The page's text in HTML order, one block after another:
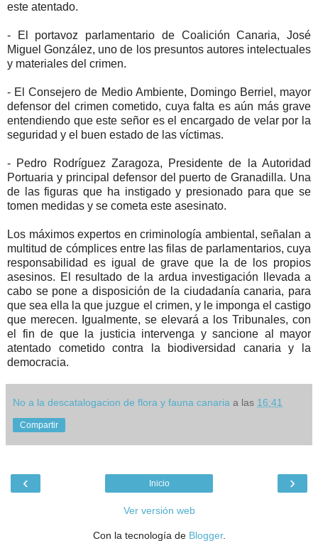
este atentado.
- El portavoz parlamentario de Coalición Canaria, José
Miguel González, uno de los presuntos autores intelectuales
y materiales del crimen.
- El Consejero de Medio Ambiente, Domingo Berriel, mayor
defensor del crimen cometido, cuya falta es aún más grave
entendiendo que este señor es el encargado de velar por la
seguridad y el buen estado de las víctimas.
- Pedro Rodríguez Zaragoza, Presidente de la Autoridad
Portuaria y principal defensor del puerto de Granadilla. Una
de las figuras que ha instigado y presionado para que se
tomen medidas y se cometa este asesinato.
Los máximos expertos en criminología ambiental, señalan a
multitud de cómplices entre las filas de parlamentarios, cuya
responsabilidad es igual de grave que la de los propios
asesinos. El resultado de la ardua investigación llevada a
cabo se pone a disposición de la ciudadanía canaria, para
que sea ella la que juzgue el crimen, y le imponga el castigo
que merecen. Igualmente, se elevará a los Tribunales, con
el fin de que la justicia intervenga y sancione al mayor
atentado cometido contra la biodiversidad canaria y la
democracia.
No a la descatalogacion de flora y fauna canaria a las 16:41
Compartir
‹ ›
Inicio
Ver versión web
Con la tecnología de Blogger.